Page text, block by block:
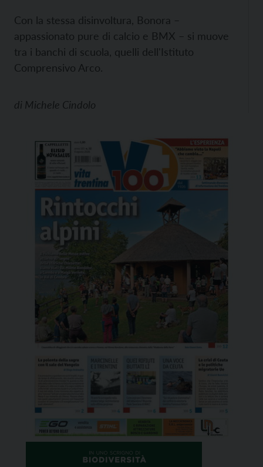
Con la stessa disinvoltura, Bonora –
appassionato pure di calcio e BMX – si muove
tra i banchi di scuola, quelli dell'Istituto
Comprensivo Arco.
di Michele Cindolo